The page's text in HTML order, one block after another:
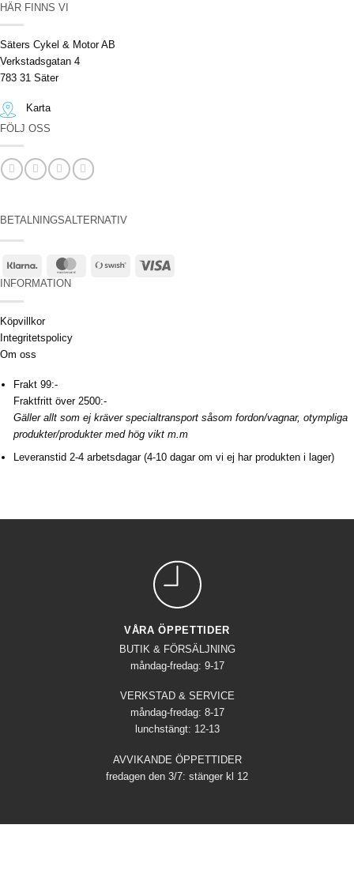
HÄR FINNS VI
Säters Cykel & Motor AB
Verkstadsgatan 4
783 31 Säter
Karta
FÖLJ OSS
BETALNINGSALTERNATIV
Klarna MasterCardSwish
INFORMATION
Köpvillkor
Integritetspolicy
Om oss
Frakt 99:-
Fraktfritt över 2500:-
Gäller allt som ej kräver specialtransport såsom fordon/vagnar, otympliga
produkter/produkter med hög vikt m.m
Leveranstid 2-4 arbetsdagar (4-10 dagar om vi ej har produkten i lager)
VÅRA ÖPPETTIDER
BUTIK & FÖRSÄLJNING
måndag-fredag: 9-17
VERKSTAD & SERVICE
måndag-fredag: 8-17
lunchstängt: 12-13
AVVIKANDE ÖPPETTIDER
fredagen den 3/7: stänger kl 12